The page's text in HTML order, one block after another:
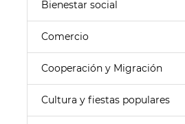
Bienestar social
Comercio
Cooperación y Migración
Cultura y fiestas populares